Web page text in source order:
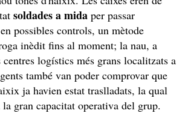
soldades a mida per passar
possibles controls, un mètode
inèdit fins al moment; la nau, a
centres logístics més grans localitzats a
també van poder comprovar que
ja havien estat traslladats, la qual
gran capacitat operativa del grup.